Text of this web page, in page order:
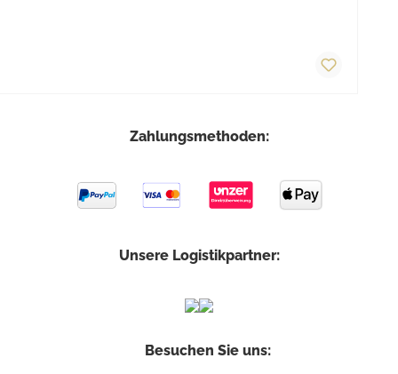
Zahlungsmethoden:
Unsere Logistikpartner:
Besuchen Sie uns: